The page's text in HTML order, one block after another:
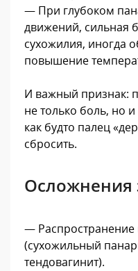
— При глубоком
движений, сильная
сухожилия, иногда
повышение
И важный признак:
не только боль, но
как будто палец
сбросить.
Осложнения
— Распространение
(сухожильный
тендовагинит).